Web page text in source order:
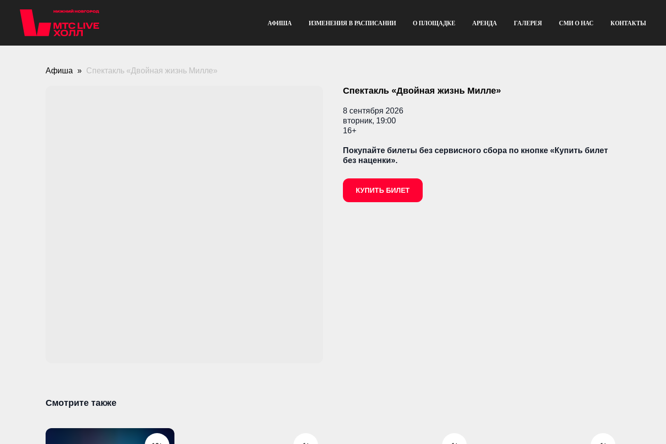
АФИША ИЗМЕНЕНИЯ В РАСПИСАНИИ О ПЛОЩАДКЕ АРЕНДА ГАЛЕРЕЯ СМИ О НАС КОНТАКТЫ
Афиша Спектакль «Двойная жизнь Милле»
Спектакль «Двойная жизнь Милле»
8 сентября 2026
вторник, 19:00
16+
Покупайте билеты без сервисного сбора по кнопке «Купить билет
без наценки».
КУПИТЬ БИЛЕТ
Смотрите также